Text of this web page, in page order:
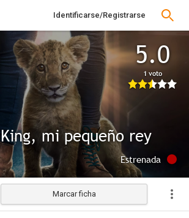
Identificarse/Registrarse
5.0
1 voto
King, mi pequeño rey
Estrenada
Marcar ficha